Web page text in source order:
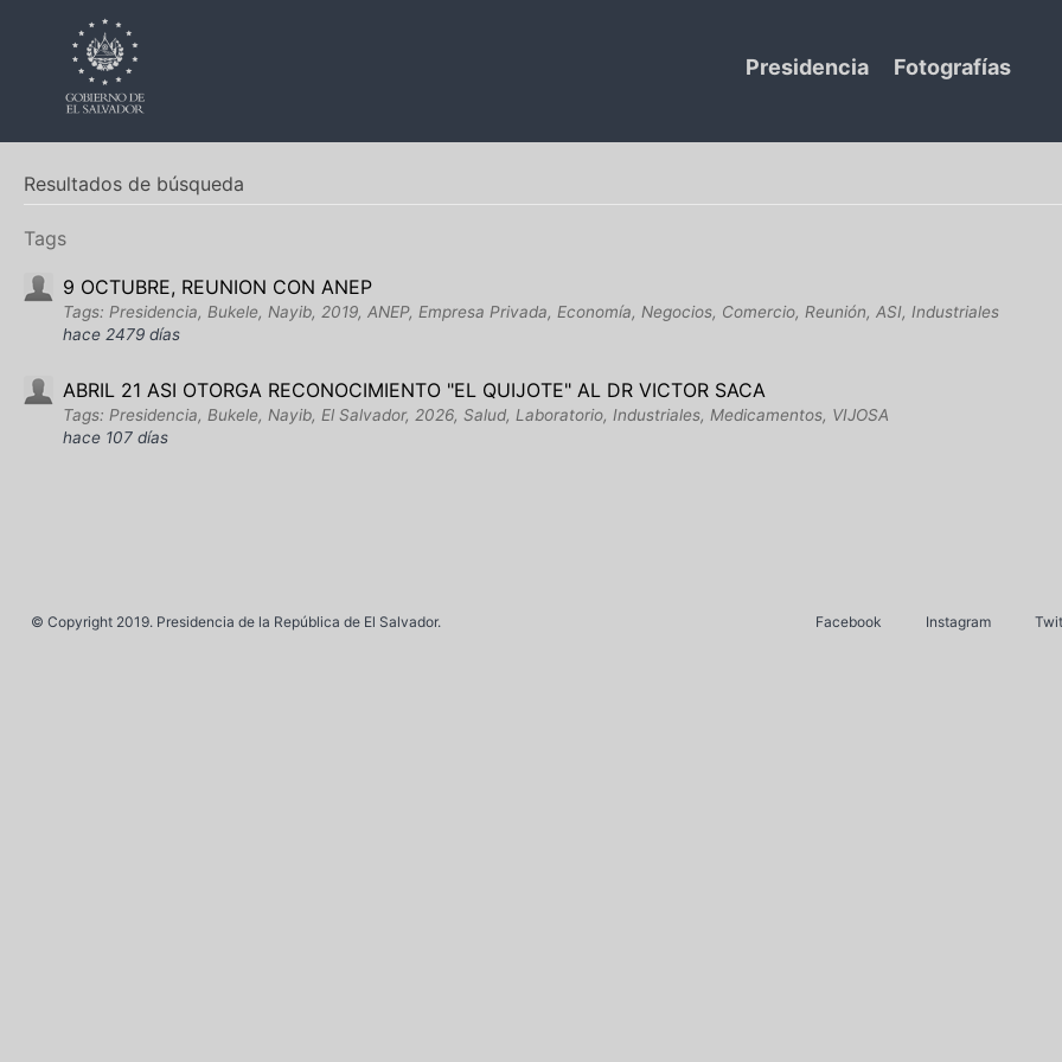
Presidencia Fotografías
Resultados de búsqueda
Tags
9 OCTUBRE, REUNION CON ANEP
Tags: Presidencia, Bukele, Nayib, 2019, ANEP, Empresa Privada, Economía, Negocios, Comercio, Reunión, ASI, Industriales
hace 2479 días
ABRIL 21 ASI OTORGA RECONOCIMIENTO "EL QUIJOTE" AL DR VICTOR SACA
Tags: Presidencia, Bukele, Nayib, El Salvador, 2026, Salud, Laboratorio, Industriales, Medicamentos, VIJOSA
hace 107 días
© Copyright 2019. Presidencia de la República de El Salvador. Facebook Instagram